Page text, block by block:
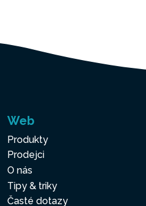
Web
Produkty
Prodejci
O nás
Tipy & triky
Časté dotazy